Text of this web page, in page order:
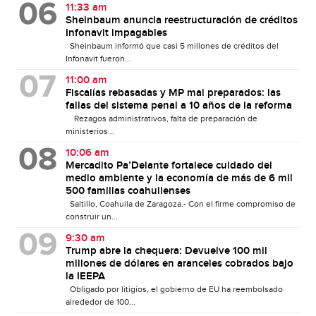
11:33 am
Sheinbaum anuncia reestructuración de créditos
Infonavit impagables
Sheinbaum informó que casi 5 millones de créditos del
Infonavit fueron...
11:00 am
Fiscalías rebasadas y MP mal preparados: las
fallas del sistema penal a 10 años de la reforma
Rezagos administrativos, falta de preparación de
ministerios...
10:06 am
Mercadito Pa’Delante fortalece cuidado del
medio ambiente y la economía de más de 6 mil
500 familias coahuilenses
Saltillo, Coahuila de Zaragoza.- Con el firme compromiso de
construir un...
9:30 am
Trump abre la chequera: Devuelve 100 mil
millones de dólares en aranceles cobrados bajo
la IEEPA
Obligado por litigios, el gobierno de EU ha reembolsado
alrededor de 100...